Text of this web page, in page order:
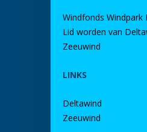
Windfonds Windpark
Lid worden van
Zeeuwind
LINKS
Deltawind
Zeeuwind